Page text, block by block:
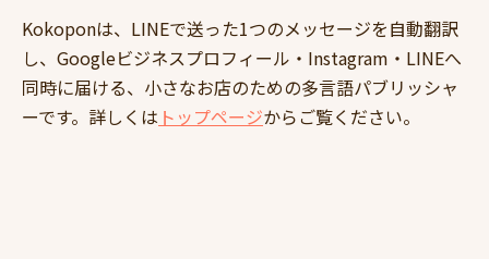
Kokoponは、LINEで送った1つのメッセージを自動翻訳
し、Googleビジネスプロフィール・Instagram・LINEへ
同時に届ける、小さなお店のための多言語パブリッシャ
ーです。詳しくは トップページからご覧ください。